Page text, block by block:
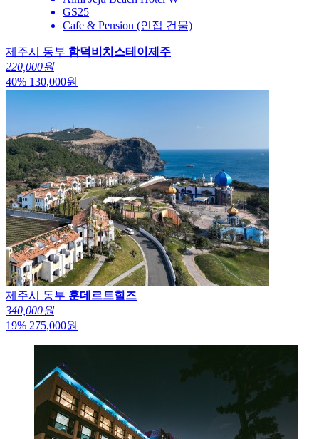
GS25
Cafe & Pension (인접 건물)
제주시 동부 함덕비치스테이제주
220,000원
40% 130,000원
제주시 동부 훈데르트힐즈
340,000원
19% 275,000원